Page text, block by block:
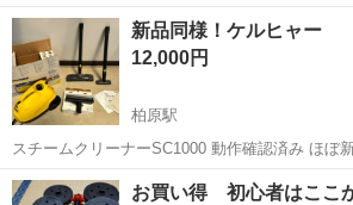
【ドリーム川西店】です！ この度はご覧頂
ざいます！ ■弊社を装った偽サイトにご注意下さい！ 当店のジモテ
ィー出品情報、画像が...
兵庫 川西市 山下駅 フィットネス、
ドリーム
新品同様！ケルヒャー
12,000円
柏原駅
スチームクリーナーSC1000 動作確認済み ほぼ
度 説明書、箱あり 屋内保管
兵庫 丹波市 柏原駅 フィットネス、
お買い得 初心者はここ